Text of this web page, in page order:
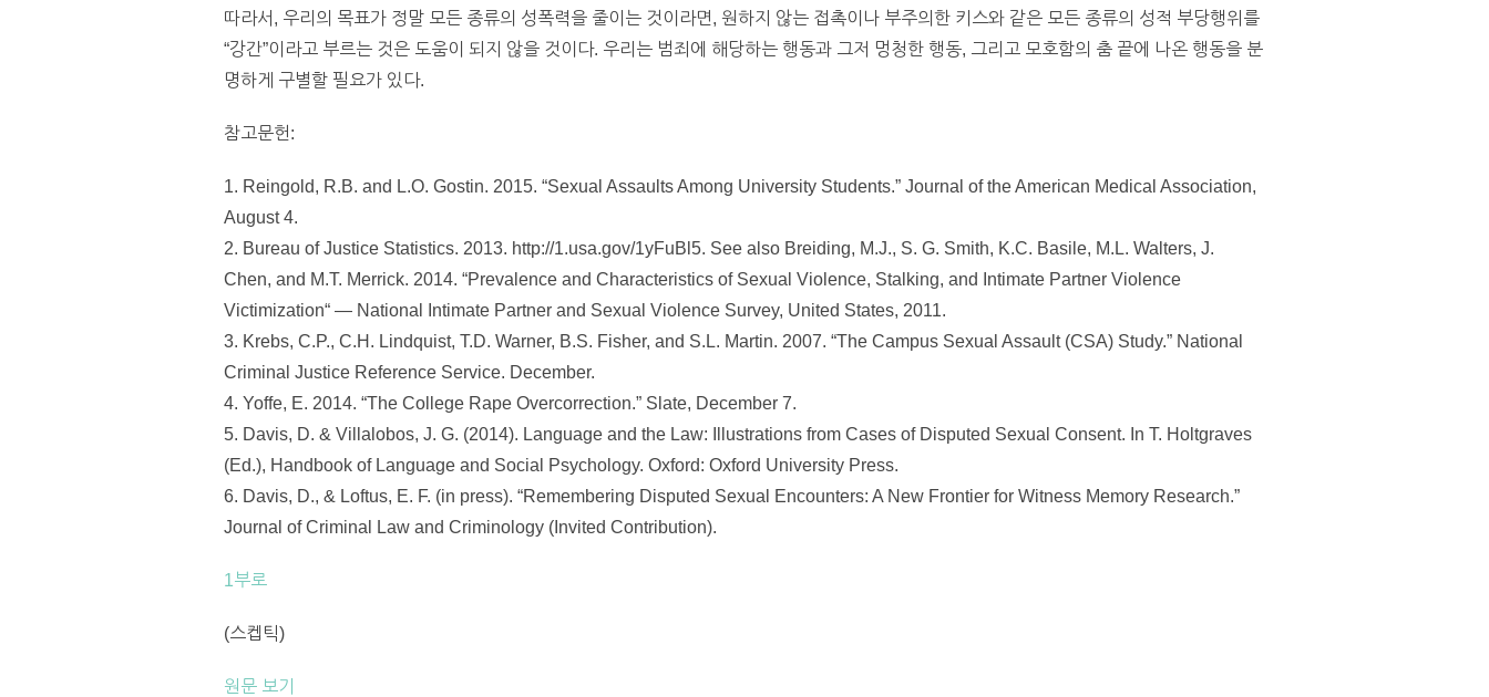
따라서, 우리의 목표가 정말 모든 종류의 성폭력을 줄이는 것이라면, 원하지 않는 접촉이나 부주의한 키스와 같은 모든 종류의 성적 부당행위를
“강간”이라고 부르는 것은 도움이 되지 않을 것이다. 우리는 범죄에 해당하는 행동과 그저 멍청한 행동, 그리고 모호함의 춤 끝에 나온 행동을 분
명하게 구별할 필요가 있다.
참고문헌:
1. Reingold, R.B. and L.O. Gostin. 2015. “Sexual Assaults Among University Students.” Journal of the American Medical Association,
August 4.
2. Bureau of Justice Statistics. 2013. http://1.usa.gov/1yFuBl5. See also Breiding, M.J., S. G. Smith, K.C. Basile, M.L. Walters, J.
Chen, and M.T. Merrick. 2014. “Prevalence and Characteristics of Sexual Violence, Stalking, and Intimate Partner Violence
Victimization“ — National Intimate Partner and Sexual Violence Survey, United States, 2011.
3. Krebs, C.P., C.H. Lindquist, T.D. Warner, B.S. Fisher, and S.L. Martin. 2007. “The Campus Sexual Assault (CSA) Study.” National
Criminal Justice Reference Service. December.
4. Yoffe, E. 2014. “The College Rape Overcorrection.” Slate, December 7.
5. Davis, D. & Villalobos, J. G. (2014). Language and the Law: Illustrations from Cases of Disputed Sexual Consent. In T. Holtgraves
(Ed.), Handbook of Language and Social Psychology. Oxford: Oxford University Press.
6. Davis, D., & Loftus, E. F. (in press). “Remembering Disputed Sexual Encounters: A New Frontier for Witness Memory Research.”
Journal of Criminal Law and Criminology (Invited Contribution).
1부로
(스켑틱)
원문 보기